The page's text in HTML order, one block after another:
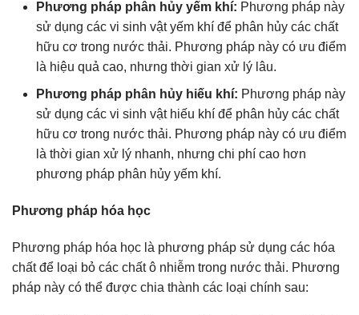
Phương pháp phân hủy yếm khí: Phương pháp này
sử dụng các vi sinh vật yếm khí để phân hủy các chất
hữu cơ trong nước thải. Phương pháp này có ưu điểm
là hiệu quả cao, nhưng thời gian xử lý lâu.
Phương pháp phân hủy hiếu khí: Phương pháp này
sử dụng các vi sinh vật hiếu khí để phân hủy các chất
hữu cơ trong nước thải. Phương pháp này có ưu điểm
là thời gian xử lý nhanh, nhưng chi phí cao hơn
phương pháp phân hủy yếm khí.
Phương pháp hóa học
Phương pháp hóa học là phương pháp sử dụng các hóa
chất để loại bỏ các chất ô nhiễm trong nước thải. Phương
pháp này có thể được chia thành các loại chính sau: